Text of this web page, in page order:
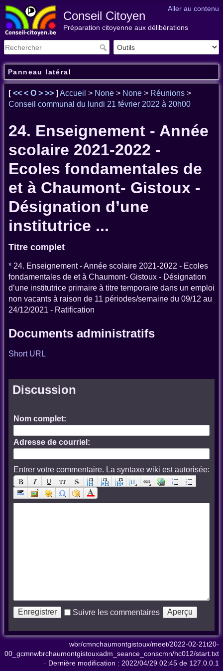
Aller au contenu
Conseil Citoyen
Préparation citoyenne aux délibérations
Panneau latéral
[<< < O > >> ] Accueil > None > None > Réunions >
Conseil communal du lundi 21 février 2022 à 20h00
24. Enseignement - Année
scolaire 2021-2022 -
Ecoles fondamentales de
et à Chaumont- Gistoux -
Désignation d’une
institutrice ...
Titre complet
* 24. Enseignement - Année scolaire 2021-2022 - Ecoles
fondamentales de et à Chaumont- Gistoux - Désignation
d’une institutrice primaire à titre temporaire dans un emploi
non vacants à raison de 11 périodes/semaine du 09/12 au
24/12/2021 - Ratification
Documents administratifs
Short URL
Discussion
Nom complet:
Adresse de courriel:
Entrer votre commentaire. La syntaxe wiki est autorisée:
Suivre les commentaires
wbr/cmnchaumontgistoux/meet/2022-02-21t20-
00_gcmnwbrchaumontgistouxadm_seance_conscmn/hc012/start.txt
· Dernière modification : 2022/04/29 02:45 de 127.0.0.1